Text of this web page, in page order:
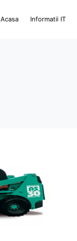
Acasa Informatii IT